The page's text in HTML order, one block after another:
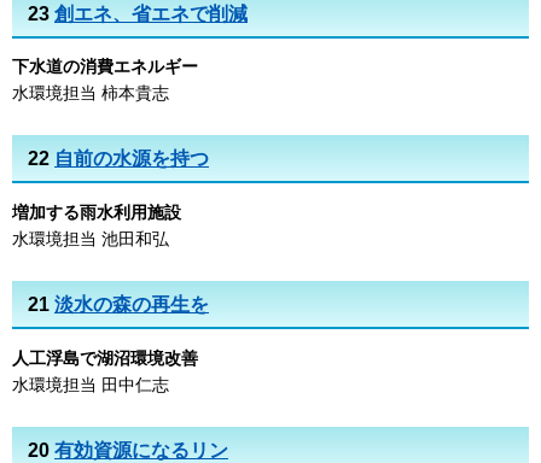
23 創エネ、省エネで削減
下水道の消費エネルギー
水環境担当 柿本貴志
22 自前の水源を持つ
増加する雨水利用施設
水環境担当 池田和弘
21 淡水の森の再生を
人工浮島で湖沼環境改善
水環境担当 田中仁志
20 有効資源になるリン